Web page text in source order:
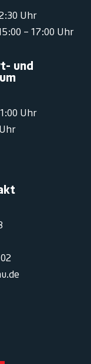
Uhr
– 17:00 Uhr
und
Uhr